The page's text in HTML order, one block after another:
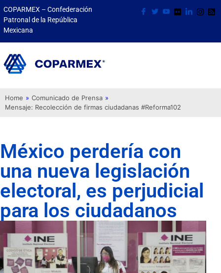
COPARMEX – Confederación
Patronal de la República
Mexicana
Home » Comunicado de Prensa »
Mensaje: Recolección de firmas ciudadanas #Reforma102
México perdería con
una nueva legislación
electoral, es perjudicial
para los ciudadanos